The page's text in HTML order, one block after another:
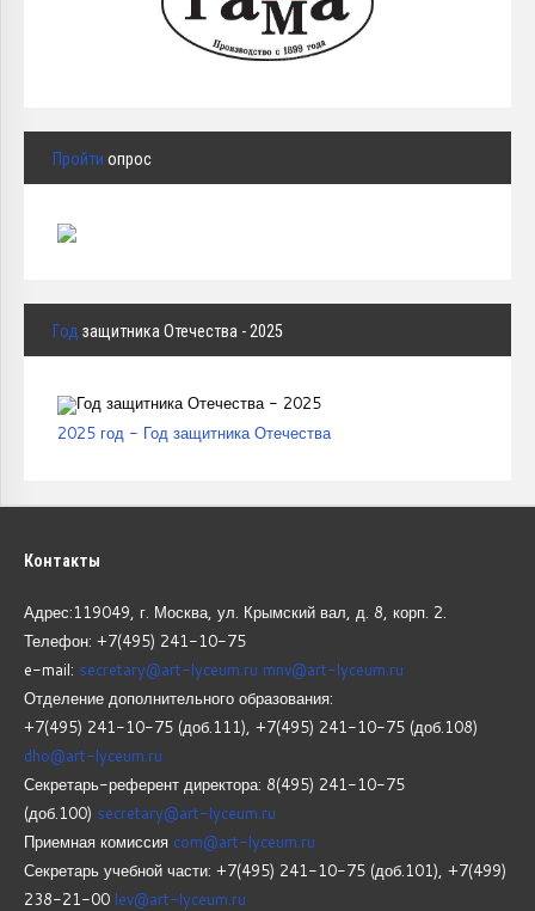
Пройти опрос
Год защитника Отечества - 2025
2025 год - Год защитника Отечества
Контакты
Адрес:119049, г. Москва, ул. Крымский вал, д. 8, корп. 2.
Телефон: +7(495) 241-10-75
e-mail: secretary@art-lyceum.ru mnv@art-lyceum.ru
Отделение дополнительного образования:
+7(495) 241-10-75 (доб.111), +7(495) 241-10-75 (доб.108)
dho@art-lyceum.ru
Секретарь-референт директора: 8(495) 241-10-75
(доб.100) secretary@art-lyceum.ru
Приемная комиссия com@art-lyceum.ru
Секретарь учебной части: +7(495) 241-10-75 (доб.101), +7(499)
238-21-00 lev@art-lyceum.ru